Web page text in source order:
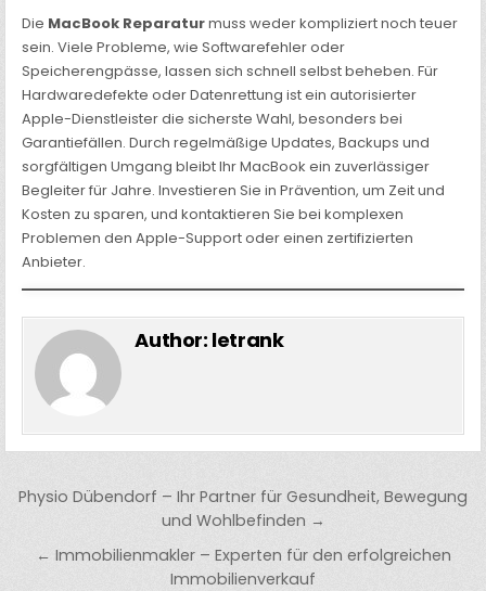
Die MacBook Reparaturmuss weder kompliziert noch teuer
sein. Viele Probleme, wie Softwarefehler oder
Speicherengpässe, lassen sich schnell selbst beheben. Für
Hardwaredefekte oder Datenrettung ist ein autorisierter
Apple-Dienstleister die sicherste Wahl, besonders bei
Garantiefällen. Durch regelmäßige Updates, Backups und
sorgfältigen Umgang bleibt Ihr MacBook ein zuverlässiger
Begleiter für Jahre. Investieren Sie in Prävention, um Zeit und
Kosten zu sparen, und kontaktieren Sie bei komplexen
Problemen den Apple-Support oder einen zertifizierten
Anbieter.
Author: letrank
Post
navigation
Physio Dübendorf – Ihr Partner für Gesundheit, Bewegung
und Wohlbefinden →
← Immobilienmakler – Experten für den erfolgreichen
Immobilienverkauf